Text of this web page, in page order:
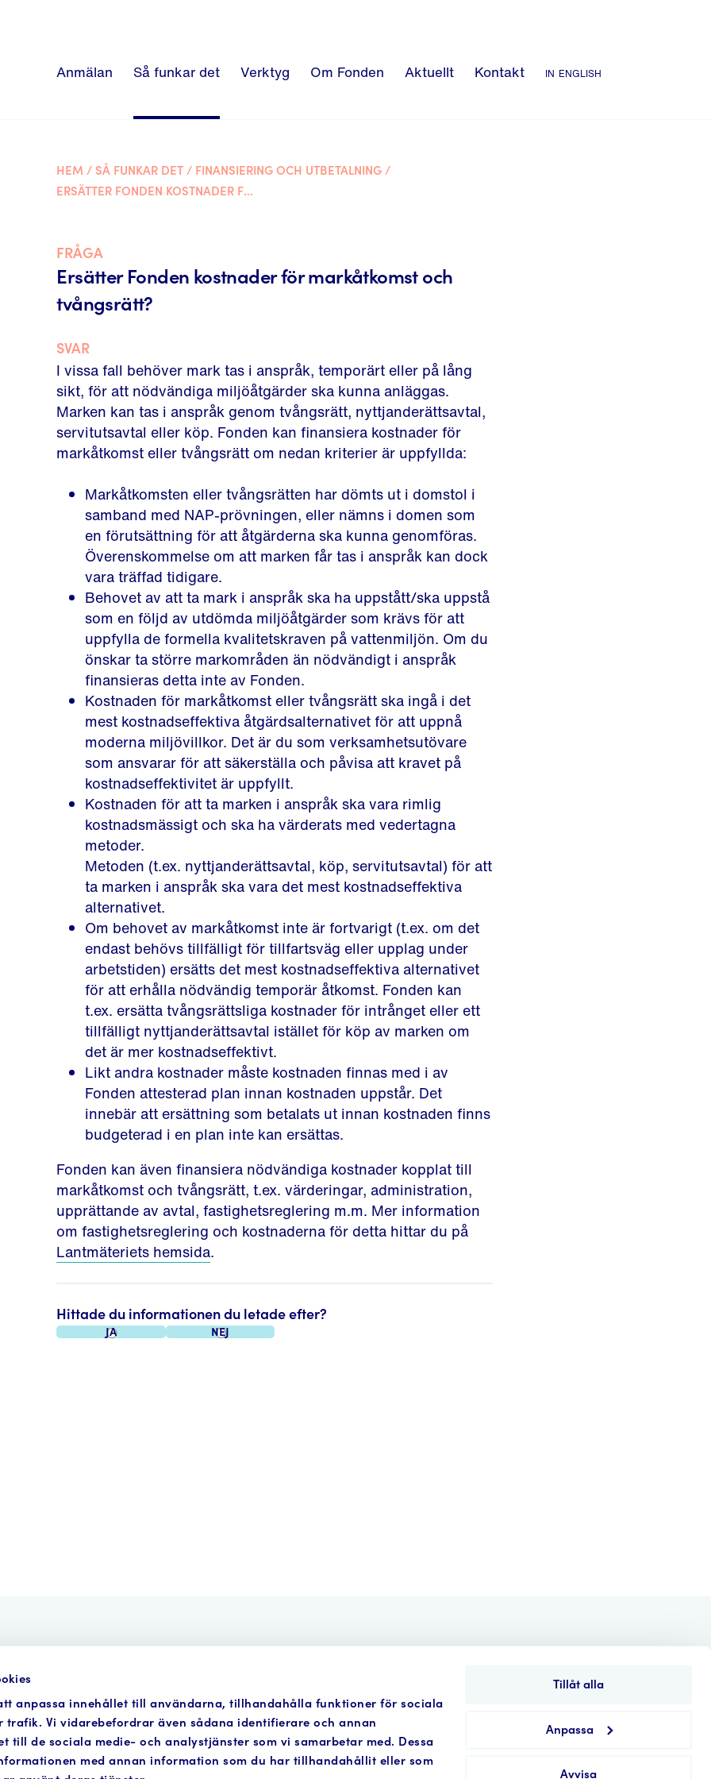
anpassa innehållet till användarna, tillhandahålla funktioner för sociala
trafik. Vi vidarebefordrar även sådana identifierare och annan
till de sociala medie- och analystjänster som vi samarbetar med. Dessa
med annan information som du har tillhandahållit eller som
Tillåt alla
Anpassa
Avvisa
Anmälan Så funkar det Verktyg Om Fonden Aktuellt Kontakt in english
HEM / SÅ FUNKAR DET / FINANSIERING OCH UTBETALNING /
ERSÄTTER FONDEN KOSTNADER FÖR MARKÅTKOMST OCH TVÅNGSRÄTT?
FRÅGA
Ersätter Fonden kostnader för markåtkomst och
tvångsrätt?
SVAR
I vissa fall behöver mark tas i anspråk, temporärt eller på lång
sikt, för att nödvändiga miljöåtgärder ska kunna anläggas.
Marken kan tas i anspråk genom tvångsrätt, nyttjanderättsavtal,
servitutsavtal eller köp. Fonden kan finansiera kostnader för
markåtkomst eller tvångsrätt om nedan kriterier är uppfyllda:
Markåtkomsten eller tvångsrätten har dömts ut i domstol i
samband med NAP-prövningen, eller nämns i domen som
en förutsättning för att åtgärderna ska kunna genomföras.
Överenskommelse om att marken får tas i anspråk kan dock
vara träffad tidigare.
Behovet av att ta mark i anspråk ska ha uppstått/ska uppstå
som en följd av utdömda miljöåtgärder som krävs för att
uppfylla de formella kvalitetskraven på vattenmiljön. Om du
önskar ta större markområden än nödvändigt i anspråk
finansieras detta inte av Fonden.
Kostnaden för markåtkomst eller tvångsrätt ska ingå i det
mest kostnadseffektiva åtgärdsalternativet för att uppnå
moderna miljövillkor. Det är du som verksamhetsutövare
som ansvarar för att säkerställa och påvisa att kravet på
kostnadseffektivitet är uppfyllt.
Kostnaden för att ta marken i anspråk ska vara rimlig
kostnadsmässigt och ska ha värderats med vedertagna
metoder.
Metoden (t.ex. nyttjanderättsavtal, köp, servitutsavtal) för att
ta marken i anspråk ska vara det mest kostnadseffektiva
alternativet.
Om behovet av markåtkomst inte är fortvarigt (t.ex. om det
endast behövs tillfälligt för tillfartsväg eller upplag under
arbetstiden) ersätts det mest kostnadseffektiva alternativet
för att erhålla nödvändig temporär åtkomst. Fonden kan
t.ex. ersätta tvångsrättsliga kostnader för intrånget eller ett
tillfälligt nyttjanderättsavtal istället för köp av marken om
det är mer kostnadseffektivt.
Likt andra kostnader måste kostnaden finnas med i av
Fonden attesterad plan innan kostnaden uppstår. Det
innebär att ersättning som betalats ut innan kostnaden finns
budgeterad i en plan inte kan ersättas.
Fonden kan även finansiera nödvändiga kostnader kopplat till
markåtkomst och tvångsrätt, t.ex. värderingar, administration,
upprättande av avtal, fastighetsreglering m.m. Mer information
om fastighetsreglering och kostnaderna för detta hittar du på
Lantmäteriets hemsida.
Hittade du informationen du letade efter?
Ja Nej
in english
E-post:info@vattenkraftensmiljofond.se
Östra Hamngatan 30-34